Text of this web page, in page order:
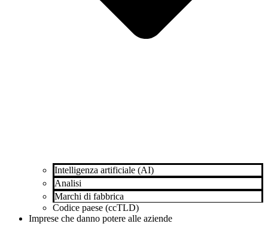
Intelligenza artificiale (AI)
Analisi
Marchi di fabbrica
Codice paese (ccTLD)
Imprese che danno potere alle aziende